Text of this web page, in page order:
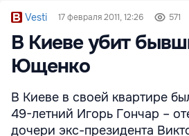
Vesti 17 февраля 2011, 12:26 571
В Киеве убит
Ющенко
В Киеве в своей квартире
49-летний Игорь Гончар –
дочери экс-президента